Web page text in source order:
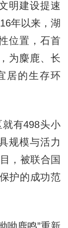
明建设提速
年以来，湖
位置，石首
为麋鹿、长
居的生存环
有498头小
规模与活力
，被联合国
护的成功范